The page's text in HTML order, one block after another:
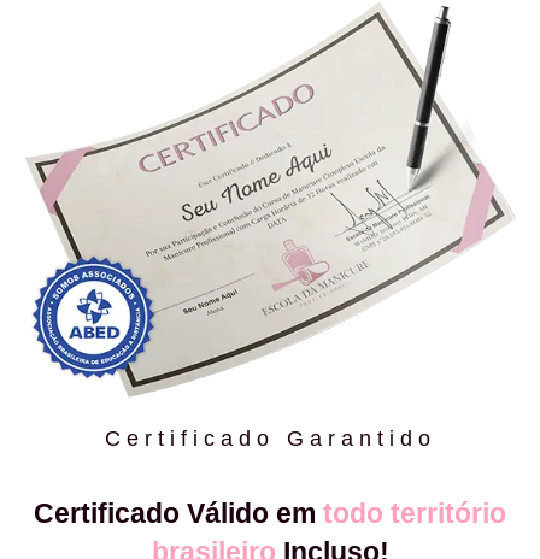
Certificado Garantido
Certificado Válido em todo território
brasileiro Incluso!